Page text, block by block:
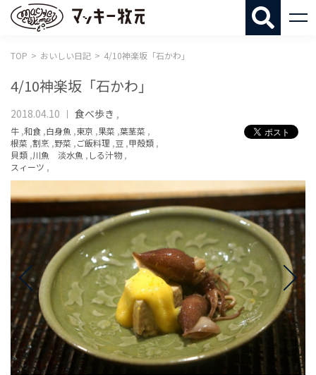
TOP おいしい日記 4/10神楽坂「石かわ」
4/10神楽坂「石かわ」
2018.04.10 食べ歩き ,
牛 ,和食 ,白身魚 ,東京 ,果菜 ,葉茎菜 ,
根菜 ,割烹 ,野菜 ,ご飯料理 ,豆 ,甲殻類 ,
貝類 ,川魚 淡水魚 , しる汁物,
スィーツ ,